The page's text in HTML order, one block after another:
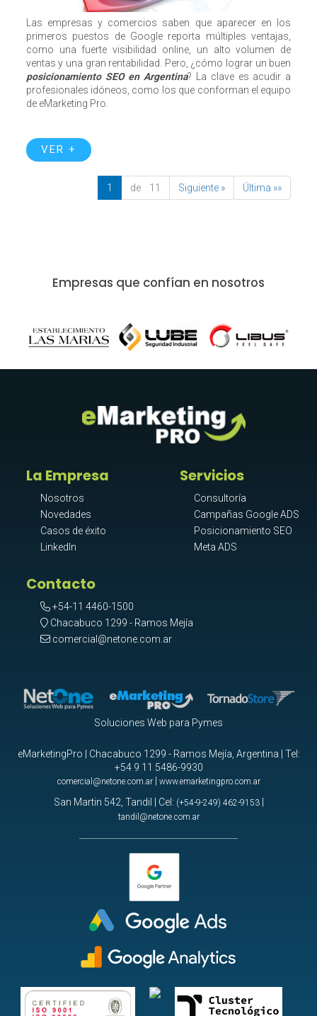
Las empresas y comercios saben que aparecer en los
primeros puestos de Google reporta múltiples ventajas,
como una fuerte visibilidad online, un alto volumen de
ventas y una gran rentabilidad. Pero, ¿cómo lograr un buen
posicionamiento SEO en Argentina? La clave es acudir a
profesionales idóneos, como los que conforman el equipo
de eMarketing Pro.
VER +
1 de 11 Siguiente » Última »»
Empresas que confían en nosotros
La Empresa
Nosotros
Novedades
Casos de éxito
LinkedIn
Servicios
Consultoría
Campañas Google ADS
Posicionamiento SEO
Meta ADS
Contacto
+54-11 4460-1500
Chacabuco 1299 - Ramos Mejía
comercial@netone.com.ar
Soluciones Web para Pymes
eMarketingPro | Chacabuco 1299 - Ramos Mejía, Argentina | Tel:
+54 9 11 5486-9930
comercial@netone.com.ar| www.emarketingpro.com.ar
San Martin 542, Tandil | Cel: (+54-9-249) 462-9153|
tandil@netone.com.ar